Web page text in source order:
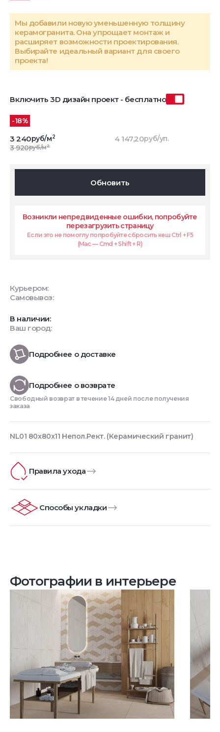
Мы добавили новую уменьшенную толщину
керамогранита. Она упрощает монтаж и
расширяет возможности проектирования.
Выбирайте идеальный вариант для своего
проекта!
Включить 3D дизайн проект - бесплатно
-18%
3 240руб/м2
3 920руб/м2
4 147,20руб/уп.
Обновить
Возникли непредвиденные ошибки, попробуйте
перезагрузить страницу
Если это не помоглу попробуйте сбросить кеш Ctrl + F5
(Mac — Cmd + Shift + R)
Курьером:
Самовывоз:
В наличии:
Ваш город:
Подробнее о доставке
Подробнее о возврате
Свободный возврат в течение 14 дней после получения
заказа
NL01 80x80x11 Непол.Рект. (Керамический гранит)
Правила ухода
Способы укладки
Фотографии в интерьере
Посмотреть все проекты